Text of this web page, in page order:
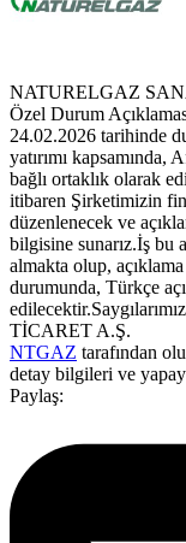
NATURELGAZ
Özel Durum
24.02.2026 tarihinde
yatırımı
bağlı ortaklık olarak
itibaren Şirketimizin
düzenlenecek ve
bilgisine sunarız.İş bu
almakta olup,
durumunda, Türkçe
TİCARET A.Ş.
NTGAZ tarafından
detay bilgileri ve
Paylaş: